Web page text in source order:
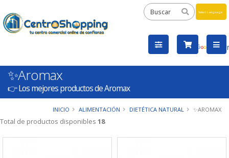
by
✨Aromax
👉 Los mejores productos de Aromax
INICIO ALIMENTACIÓN DIETÉTICA NATURAL ✨AROMAX
Total de productos disponibles 18